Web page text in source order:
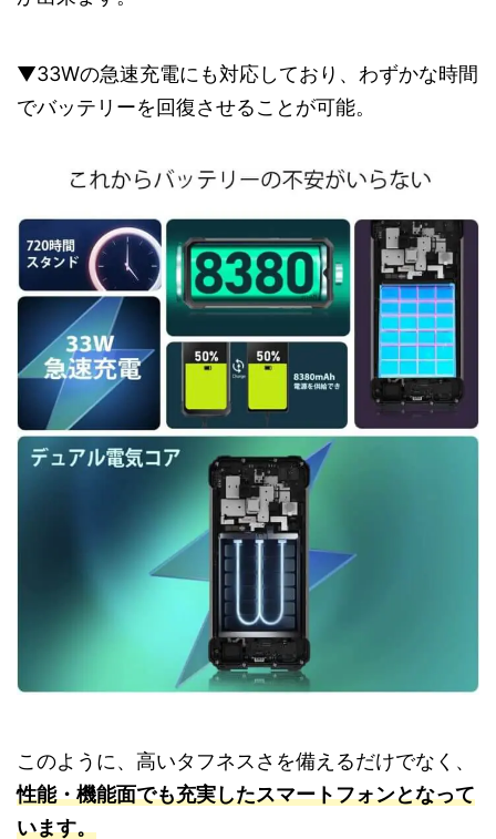
▼33Wの急速充電にも対応しており、わずかな時間
でバッテリーを回復させることが可能。
このように、高いタフネスさを備えるだけでなく、
性能・機能面でも充実したスマートフォンとなって
います。